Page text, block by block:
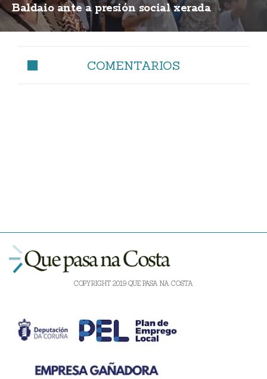
Baldaio ante a presión social xerada
COMENTARIOS
COPYRIGHT 2019 QUE PASA NA COSTA